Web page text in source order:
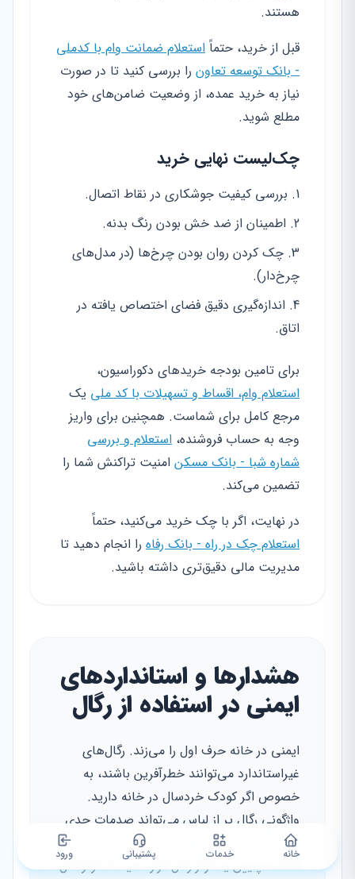
هستند.
قبل از خرید، حتماً استعلام ضمانت وام با کدملی
- بانک توسعه تعاون را بررسی کنید تا در صورت
نیاز به خرید عمده، از وضعیت ضامن‌های خود
مطلع شوید.
چک‌لیست نهایی خرید
بررسی کیفیت جوشکاری در نقاط اتصال.
اطمینان از ضد خش بودن رنگ بدنه.
چک کردن روان بودن چرخ‌ها (در مدل‌های
چرخ‌دار).
اندازه‌گیری دقیق فضای اختصاص یافته در
اتاق.
برای تامین بودجه خریدهای دکوراسیون،
استعلام وام، اقساط و تسهیلات با کد ملی یک
مرجع کامل برای شماست. همچنین برای واریز
وجه به حساب فروشنده، استعلام و بررسی
شماره شبا - بانک مسکن امنیت تراکنش شما را
تضمین می‌کند.
در نهایت، اگر با چک خرید می‌کنید، حتماً
استعلام چک در راه - بانک رفاه را انجام دهید تا
مدیریت مالی دقیق‌تری داشته باشید.
هشدارها و استانداردهای
ایمنی در استفاده از رگال
ایمنی در خانه حرف اول را می‌زند. رگال‌های
غیراستاندارد می‌توانند خطرآفرین باشند، به
خصوص اگر کودک خردسال در خانه دارید.
واژگونی رگال پر از لباس می‌تواند صدمات جدی
وارد کند. همیشه سنگین‌ترین لباس‌ها را در
قسمت پایین یا مرکز رگال قرار دهید تا مرکز ثقل
خانه خدمات پشتیبانی ورود